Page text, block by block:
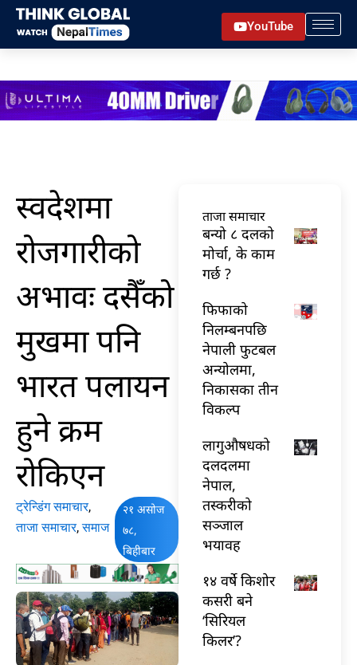
Skip
content
YouTube
स्वदेशमा
रोजगारीको
अभावः दसैँको
मुखमा पनि
भारत पलायन
हुने क्रम
रोकिएन
ट्रेन्डिंग समाचार,
ताजा समाचार,समाज
२१ असोज
७८,
बिहीबार
ताजा समाचार
बन्यो ८ दलको
मोर्चा, के काम
गर्छ ?
फिफाको
निलम्बनपछि
नेपाली फुटबल
अन्योलमा,
निकासका तीन
विकल्प
लागुऔषधको
दलदलमा
नेपाल,
तस्करीको
सञ्जाल
भयावह
१४ वर्षे किशोर
कसरी बने
‘सिरियल
किलर’?